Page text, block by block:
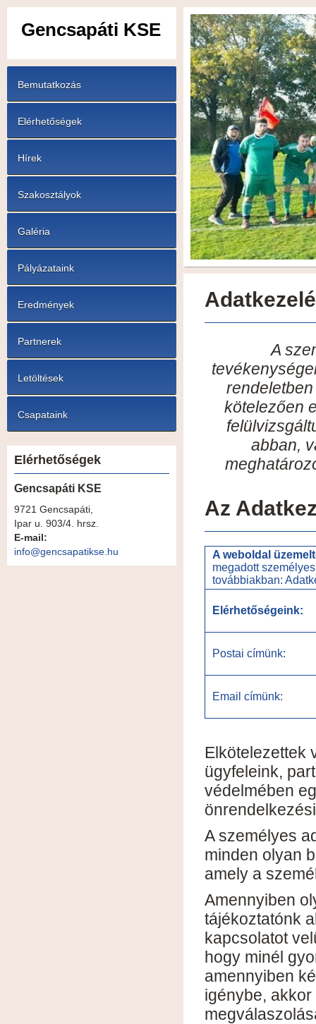
Gencsapáti KSE
Bemutatkozás
Elérhetőségek
Hírek
Szakosztályok
Galéria
Pályázataink
Eredmények
Partnerek
Letöltések
Csapataink
Elérhetőségek
Gencsapáti KSE
9721 Gencsapáti,
Ipar u. 903/4. hrsz.
E-mail:
info@gencsapatikse.hu
A
kötelezően
abban,
Az
A weboldal
megadott
továbbiakban:
Elérhetőségeink:
Postai címünk:
Email címünk:
Elkötelezettek
ügyfeleink,
védelmében
A személyes
minden olyan
amely a
Amennyiben
tájékoztatónk
kapcsolatot
hogy minél
amennyiben
igénybe,